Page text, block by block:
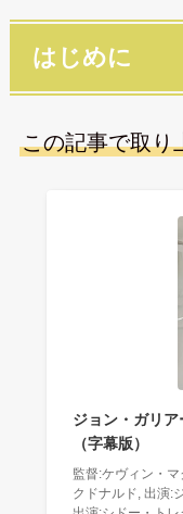
はじめに
この記事で取り
ジョン・ガリ
（字幕版）
監督:ケヴィン・
クドナルド, 出演: